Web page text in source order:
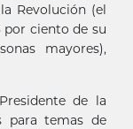
Revolución (el
por ciento de su
mayores),
de la
para temas de